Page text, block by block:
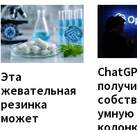
Эта
жевательная
резинка
может
умную